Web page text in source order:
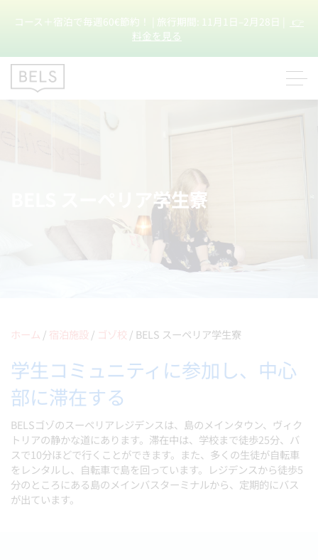
コース＋宿泊で毎週60€節約！ | 旅行期間: 11月1日–2月28日 |
👉
料金を見る
BELS スーペリア学生寮
ホーム / 宿泊施設/ ゴゾ校 / BELS スーペリア学生寮
学生コミュニティに参加し、中心
部に滞在する
BELSゴゾのスーペリアレジデンスは、島のメインタウン、ヴィク
トリアの静かな道にあります。滞在中は、学校まで徒歩25分、バ
スで10分ほどで行くことができます。また、多くの生徒が自転車
をレンタルし、自転車で島を回っています。レジデンスから徒歩5
分のところにある島のメインバスターミナルから、定期的にバス
が出ています。